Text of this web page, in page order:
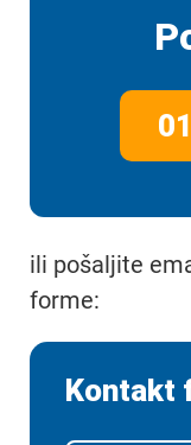
ili pošaljite
forme:
Kontakt